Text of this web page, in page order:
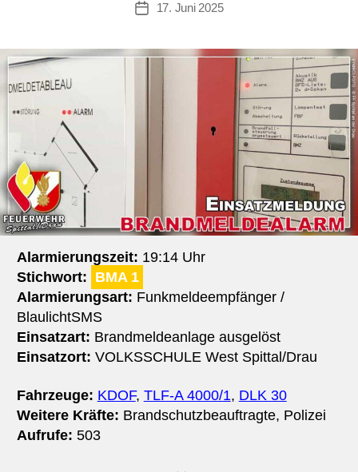
Beitragsdatum
17. Juni 2025
Alarmierungszeit: 19:14 Uhr
Stichwort: BMA 1
Alarmierungsart: Funkmeldeempfänger /
BlaulichtSMS
Einsatzart: Brandmeldeanlage ausgelöst
Einsatzort: VOLKSSCHULE West Spittal/​Drau
Fahrzeuge: KDOF, TLF-A 4000/1, DLK 30
Weitere Kräfte: Brandschutzbeauftragte, Polizei
Aufrufe: 503